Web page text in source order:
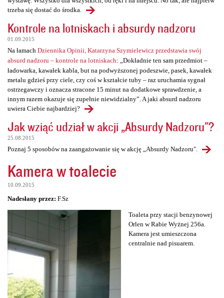
trzeba się dostać do środka.
Kontrole na lotniskach i absurdy nadzoru
01.09.2015
Na łamach Dziennika Opinii, Katarzyna Szymielewicz przedstawia swój
absurd nadzoru – kontrole na lotniskach: „Dokładnie ten sam przedmiot –
ładowarka, kawałek kabla, but na podwyższonej podeszwie, pasek, kawałek
metalu gdzieś przy ciele, czy coś w kształcie tuby – raz uruchamia sygnał
ostrzegawczy i oznacza stracone 15 minut na dodatkowe sprawdzenie, a
innym razem okazuje się zupełnie niewidzialny”. A jaki absurd nadzoru
uwiera Ciebie najbardziej?
Jak wziąć udział w akcji „Absurdy Nadzoru"?
25.08.2015
Poznaj 5 sposobów na zaangażowanie się w akcję „Absurdy Nadzoru".
Kamera w toalecie
10.09.2015
Nadesłany przez: F.Sz
Toaleta przy stacji benzynowej
Orlen w Rabie Wyżnej 256a.
Kamera jest umieszczona
centralnie nad pisuarem.